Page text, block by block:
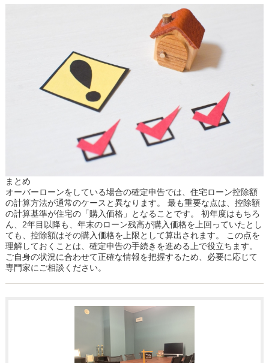
まとめ
オーバーローンをしている場合の確定申告では、住宅ローン控除額
の計算方法が通常のケースと異なります。 最も重要な点は、控除額
の計算基準が住宅の「購入価格」となることです。 初年度はもちろ
ん、2年目以降も、年末のローン残高が購入価格を上回っていたとし
ても、控除額はその購入価格を上限として算出されます。 この点を
理解しておくことは、確定申告の手続きを進める上で役立ちます。
ご自身の状況に合わせて正確な情報を把握するため、必要に応じて
専門家にご相談ください。